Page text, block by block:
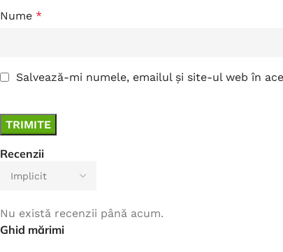
Recenzii
Nu există recenzii până acum.
Nume *
Salvează-mi numele, emailul și site-ul web în
Ghid mărimi